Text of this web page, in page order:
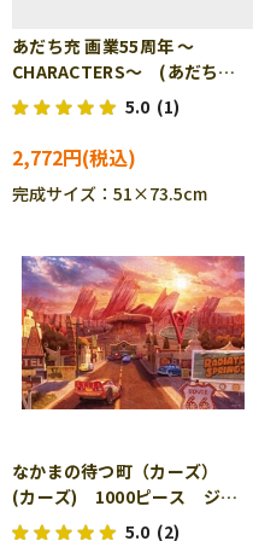
あだち充 画業55周年 ～
CHARACTERS～ (あだち
充) 1000ピース ジグソーパ
ズル ENS-1000T-550
5.0 (1)
2,772円
完成サイズ：51×73.5cm
なかまの待つ町（カーズ）
(カーズ) 1000ピース ジグ
ソーパズル TEN-D1000-905
5.0 (2)